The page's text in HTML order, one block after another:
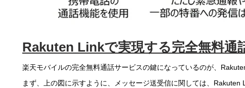
Rakuten Linkで実現する完全無料通
楽天モバイルの完全無料通話サービスの鍵になっているのが、
まず、上の図に示すように、メッセージ送受信に関しては、